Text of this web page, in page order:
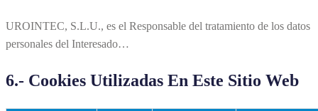
UROINTEC, S.L.U., es el Responsable del tratamiento de los datos
personales del Interesado…
6.- Cookies Utilizadas En Este Sitio Web